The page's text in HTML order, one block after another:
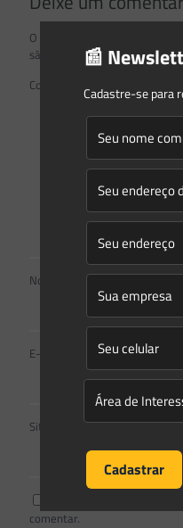
O seu endereço de e-mail não
são marcados com*
Comentário
Nome
E-mail
Site
Salvar meus dados
comentar.
📰
Cadastre-se para